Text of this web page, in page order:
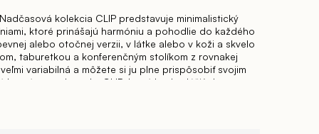
Nadčasová kolekcia CLIP predstavuje minimalistický
ktoré prinášajú harmóniu a pohodlie do každého
alebo otočnej verzii, v látke alebo v koži a skvelo
taburetkou a konferenčným stolíkom z rovnakej
variabilná a môžete si ju plne prispôsobiť svojim
horný top taburetky CLIP, ktorý bude slúžiť ako
malým kovovým konferenčným stolíkom.
bokov taburetky CLIP môžete smelo kombinovať.